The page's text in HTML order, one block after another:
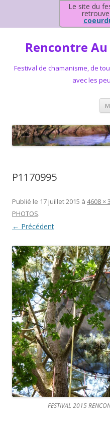
Le site du
Rencontre
Festival de chamanisme, de
avec les
P1170995
Publié le 17 juillet 2015 à 4608 ×
PHOTOS.
← Précédent
FESTIVAL 2015